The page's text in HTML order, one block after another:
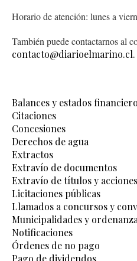
Horario de atención: lunes a
También puede contactarnos al
contacto@diarioelmarino.cl.
Balances y estados
Citaciones
Concesiones
Derechos de agua
Extractos
Extravío de documentos
Extravío de títulos y acciones
Licitaciones públicas
Llamados a concursos y
Municipalidades y
Notificaciones
Órdenes de no pago
Pago de dividendos